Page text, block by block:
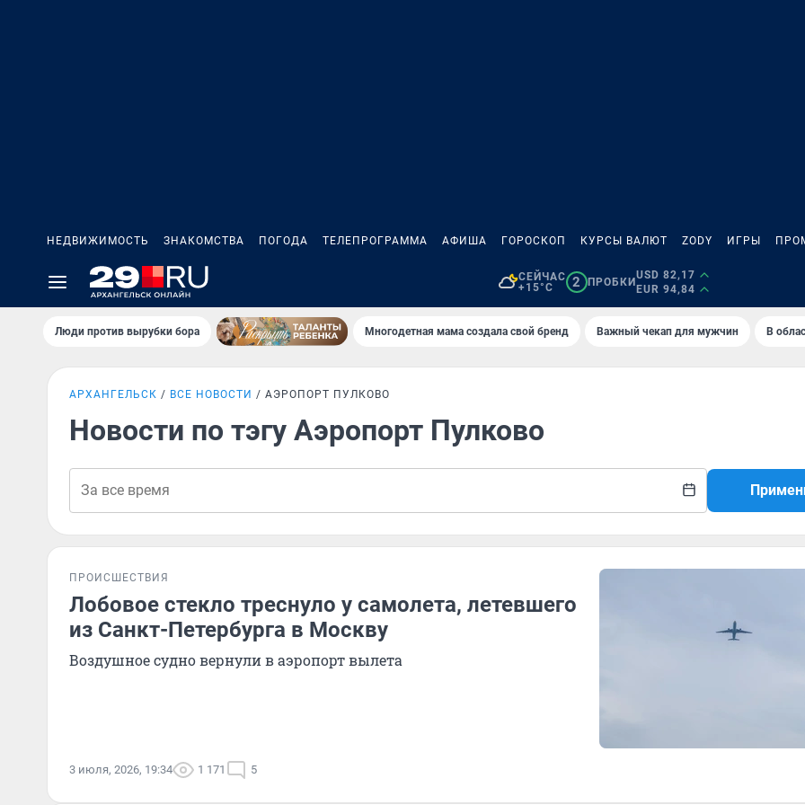
НЕДВИЖИМОСТЬ ЗНАКОМСТВА ПОГОДА ТЕЛЕПРОГРАММА АФИША ГОРОСКОП КУРСЫ ВАЛЮТ ZODY ИГРЫ
СЕЙЧАС
+15°C
2 ПРОБКИ
USD 82,17
EUR 94,84
Люди против вырубки бора Многодетная мама создала свой бренд Важный чекап для мужчин В
АРХАНГЕЛЬСК ВСЕ НОВОСТИ АЭРОПОРТ ПУЛКОВО
Новости по тэгу Аэропорт Пулково
ПРОИСШЕСТВИЯ
Лобовое стекло треснуло у самолета, летевшего
из Санкт-Петербурга в Москву
Воздушное судно вернули в аэропорт вылета
3 июля, 2026, 19:34 1 171 5